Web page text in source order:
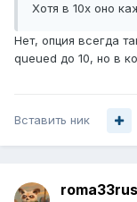
Хотя в 10х оно
Нет, опция всегда
queued до 10, но в
Вставить ник
roma33rus